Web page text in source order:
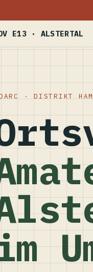
E13 · ALSTERTAL
DARC · DISTRIKT